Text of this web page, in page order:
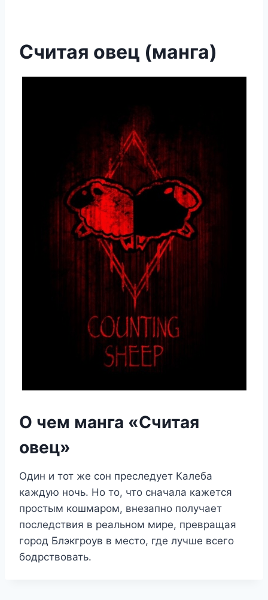
Считая овец (манга)
О чем манга «Считая
овец»
Один и тот же сон преследует Калеба
каждую ночь. Но то, что сначала кажется
простым кошмаром, внезапно получает
последствия в реальном мире, превращая
город Блэкгроув в место, где лучше всего
бодрствовать.